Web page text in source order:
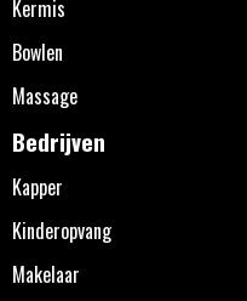
Kermis
Bowlen
Massage
Bedrijven
Kapper
Kinderopvang
Makelaar